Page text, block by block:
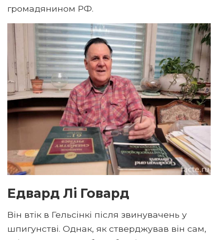
громадянином РФ.
Едвард Лі Говард
Він втік в Гельсінкі після звинувачень у
шпигунстві. Однак, як стверджував він сам,